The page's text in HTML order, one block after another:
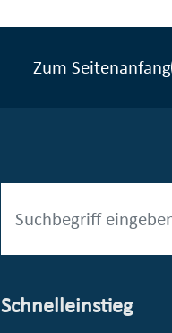
Zum Seitenanfang
Schnelleinstieg